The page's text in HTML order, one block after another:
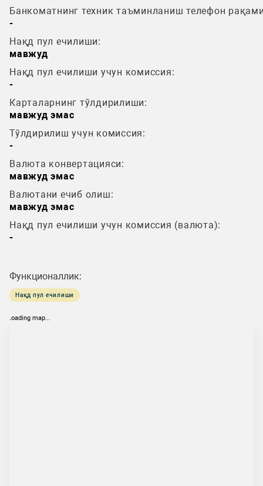
Банкоматнинг техник таъминланиш телефон
-
Нақд пул ечилиши:
мавжуд
Нақд пул ечилиши учун комиссия:
-
Карталарнинг тўлдирилиши:
мавжуд эмас
Тўлдирилиш учун комиссия:
-
Валюта конвертацияси:
мавжуд эмас
Валютани ечиб олиш:
мавжуд эмас
Нақд пул ечилиши учун комиссия (валюта):
-
Функционаллик:
Нақд пул ечилиши
loading map...